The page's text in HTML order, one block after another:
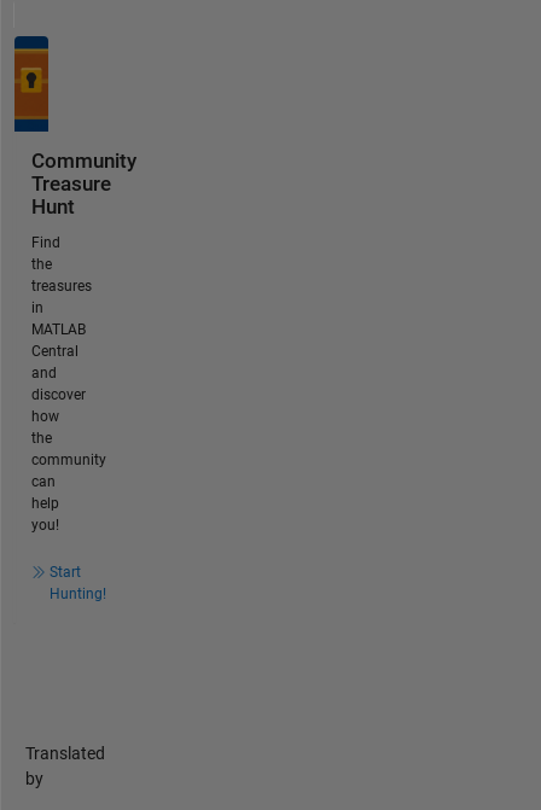
Community
Treasure
Hunt
Find
the
treasures
in
MATLAB
Central
and
discover
how
the
community
can
help
you!
Start
Hunting!
Translated
by